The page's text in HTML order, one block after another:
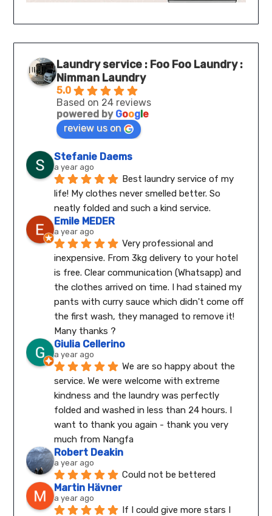
Laundry service : Foo Foo Laundry :
Nimman Laundry
5.0
Based on 24 reviews
powered by Google
review us on
Stefanie Daems
a year ago
Best laundry service of my
life! My clothes never smelled better. So
neatly folded and such a kind service.
Emile MEDER
a year ago
Very professional and
inexpensive. From 3kg delivery to your hotel
is free. Clear communication (Whatsapp) and
the clothes arrived on time. I had stained my
pants with curry sauce which didn't come off
the first wash, they managed to remove it!
Many thanks ?
Giulia Cellerino
a year ago
We are so happy about the
service. We were welcome with extreme
kindness and the laundry was perfectly
folded and washed in less than 24 hours. I
want to thank you again - thank you very
much from Nangfa
Robert Deakin
a year ago
Could not be bettered
Martin Hävner
a year ago
If I could give more stars I